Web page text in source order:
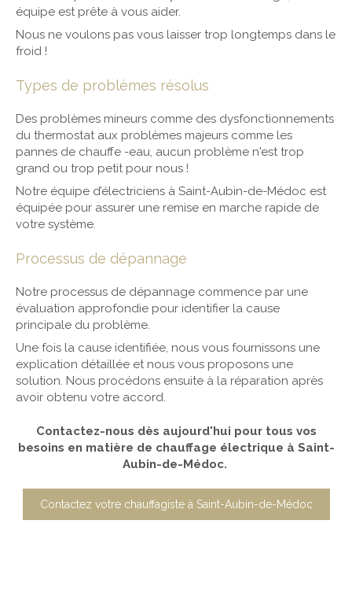
équipe est prête à vous aider.
Nous ne voulons pas vous laisser trop longtemps dans le
froid !
Types de problèmes résolus
Des problèmes mineurs comme des dysfonctionnements
du thermostat aux problèmes majeurs comme les
pannes de chauffe -eau, aucun problème n'est trop
grand ou trop petit pour nous !
Notre équipe d’électriciens à Saint-Aubin-de-Médoc est
équipée pour assurer une remise en marche rapide de
votre système.
Processus de dépannage
Notre processus de dépannage commence par une
évaluation approfondie pour identifier la cause
principale du problème.
Une fois la cause identifiée, nous vous fournissons une
explication détaillée et nous vous proposons une
solution. Nous procédons ensuite à la réparation après
avoir obtenu votre accord.
Contactez-nous dès aujourd'hui pour tous vos
besoins en matière de chauffage électrique à Saint-
Aubin-de-Médoc.
Contactez votre chauffagiste à Saint-Aubin-de-Médoc